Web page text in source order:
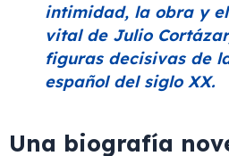
intimidad, la obra y
vital de Julio
figuras decisivas de
español del siglo XX.
Una biografía